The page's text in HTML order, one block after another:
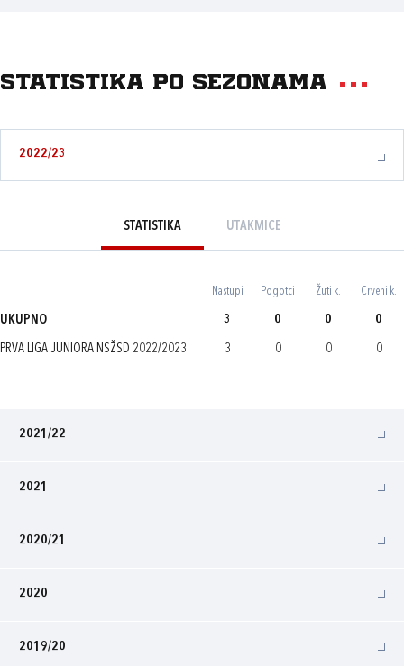
Statistika po sezonama
2022/23
STATISTIKA UTAKMICE
Nastupi Pogotci Žuti k. Crveni k.
UKUPNO 3 0 0 0
PRVA LIGA JUNIORA NSŽSD 2022/2023 3 0 0 0
2021/22
2021
2020/21
2020
2019/20